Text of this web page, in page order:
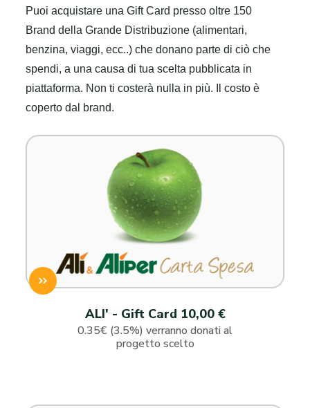
Puoi acquistare una Gift Card presso oltre 150
Brand della Grande Distribuzione (alimentari,
benzina, viaggi, ecc..) che donano parte di ciò che
spendi, a una causa di tua scelta pubblicata in
piattaforma. Non ti costerà nulla in più. Il costo è
coperto dal brand.
ALI' - Gift Card 10,00 €
0.35€ (3.5%) verranno donati al
progetto scelto